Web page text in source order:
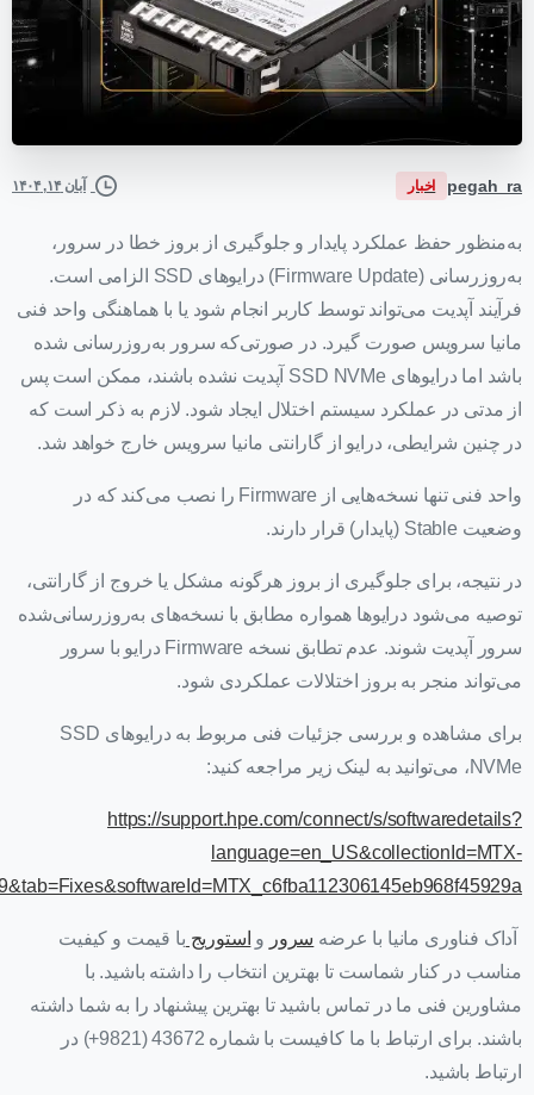
pegah_ra اخبار آبان ۱۴, ۱۴۰۴
به‌منظور حفظ عملکرد پایدار و جلوگیری از بروز خطا در سرور،
به‌روزرسانی (Firmware Update) درایوهای SSD الزامی است.
فرآیند آپدیت می‌تواند توسط کاربر انجام شود یا با هماهنگی واحد فنی
مانیا سرویس صورت گیرد. در صورتی‌که سرور به‌روزرسانی شده
باشد اما درایوهای SSD NVMe آپدیت نشده باشند، ممکن است پس
از مدتی در عملکرد سیستم اختلال ایجاد شود. لازم به ذکر است که
در چنین شرایطی، درایو از گارانتی مانیا سرویس خارج خواهد شد.
واحد فنی تنها نسخه‌هایی از Firmware را نصب می‌کند که در
وضعیت Stable (پایدار) قرار دارند.
در نتیجه، برای جلوگیری از بروز هرگونه مشکل یا خروج از گارانتی،
توصیه می‌شود درایوها همواره مطابق با نسخه‌های به‌روزرسانی‌شده
سرور آپدیت شوند. عدم تطابق نسخه Firmware درایو با سرور
می‌تواند منجر به بروز اختلالات عملکردی شود.
برای مشاهده و بررسی جزئیات فنی مربوط به درایوهای SSD
NVMe، می‌توانید به لینک زیر مراجعه کنید:
https://support.hpe.com/connect/s/softwaredetails?
language=en_US&collectionId=MTX-
آداک فناوری مانیا با عرضه سرور و استوریج با قیمت و کیفیت
مناسب در کنار شماست تا بهترین انتخاب را داشته باشید. با
مشاورین فنی ما در تماس باشید تا بهترین پیشنهاد را به شما داشته
باشند. برای ارتباط با ما کافیست با شماره 43672 (9821+) در
ارتباط باشید.